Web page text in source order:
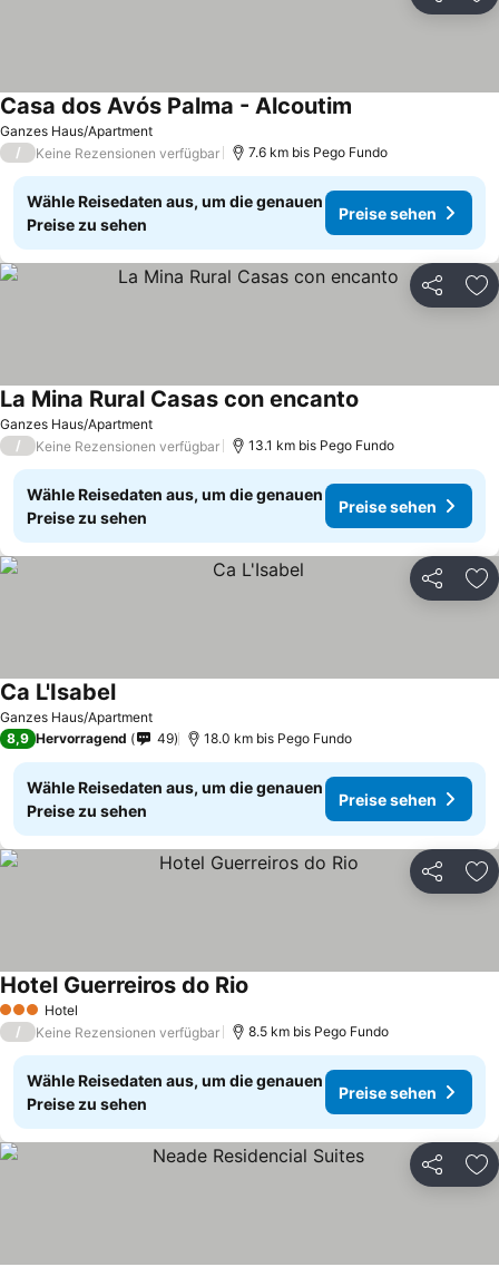
Ganzes Haus/Apartment
Casa dos Avós Palma - Alcoutim
/ Keine Rezensionen verfügbar 7.6 km bis Pego Fundo
Wähle Reisedaten aus, um die genauen
Preise zu sehen
Preise sehen
Teilen
Ganzes Haus/Apartment
La Mina Rural Casas con encanto
/ Keine Rezensionen verfügbar 13.1 km bis Pego Fundo
Wähle Reisedaten aus, um die genauen
Preise zu sehen
Preise sehen
Teilen
Ganzes Haus/Apartment
Ca L'Isabel
8,9 Hervorragend 49 18.0 km bis Pego Fundo
Wähle Reisedaten aus, um die genauen
Preise zu sehen
Preise sehen
Teilen
3 SterneHotel
Hotel Guerreiros do Rio
/ Keine Rezensionen verfügbar 8.5 km bis Pego Fundo
Wähle Reisedaten aus, um die genauen
Preise zu sehen
Preise sehen
Teilen